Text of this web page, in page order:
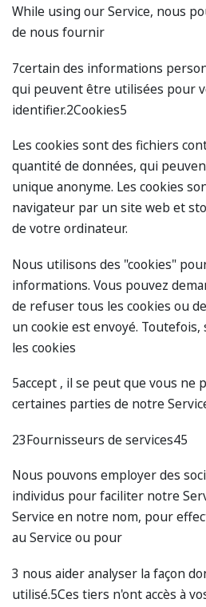
While using our Service, nous
de nous fournir
7certain des informations
qui peuvent être utilisées pour
identifier.2Cookies5
Les cookies sont des fichiers
quantité de données, qui
unique anonyme. Les cookies
navigateur par un site web et
de votre ordinateur.
Nous utilisons des "cookies"
informations. Vous pouvez
de refuser tous les cookies ou
un cookie est envoyé. Toutefois,
les cookies
5accept , il se peut que vous ne
certaines parties de notre
23Fournisseurs de services45
Nous pouvons employer des
individus pour faciliter notre
Service en notre nom, pour
au Service ou pour
3 nous aider analyser la façon
utilisé.5Ces tiers n'ont accès à